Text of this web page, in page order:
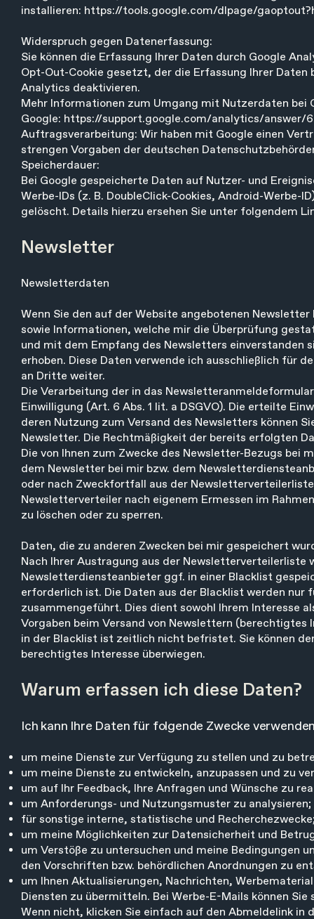
installieren: https://tools.google.com/dlpage/
Widerspruch gegen Datenerfassung:
Sie können die Erfassung Ihrer Daten durch Google
Opt-Out-Cookie gesetzt, der die Erfassung Ihrer
Analytics deaktivieren.
Mehr Informationen zum Umgang mit Nutzerdaten bei
Google: https://support.google.com/analytics/answer/
Auftragsverarbeitung: Wir haben mit Google einen
strengen Vorgaben der deutschen
Speicherdauer:
Bei Google gespeicherte Daten auf Nutzer- und
Werbe-IDs (z. B. DoubleClick-Cookies, Android-Werbe-
gelöscht. Details hierzu ersehen Sie unter folgendem
Newsletter
Newsletterdaten
Wenn Sie den auf der Website angebotenen
sowie Informationen, welche mir die Überprüfung
und mit dem Empfang des Newsletters einverstanden
erhoben. Diese Daten verwende ich ausschließlich für
an Dritte weiter.
Die Verarbeitung der in das
Einwilligung (Art. 6 Abs. 1 lit. a DSGVO). Die erteilte
deren Nutzung zum Versand des Newsletters können
Newsletter. Die Rechtmäßigkeit der bereits erfolgten
Die von Ihnen zum Zwecke des Newsletter-Bezugs bei
dem Newsletter bei mir bzw. dem
oder nach Zweckfortfall aus der
Newsletterverteiler nach eigenem Ermessen im
zu löschen oder zu sperren.
Daten, die zu anderen Zwecken bei mir gespeichert
Nach Ihrer Austragung aus der Newsletterverteilerliste
Newsletterdiensteanbieter ggf. in einer Blacklist
erforderlich ist. Die Daten aus der Blacklist werden
zusammengeführt. Dies dient sowohl Ihrem Interesse
Vorgaben beim Versand von Newslettern (berechtigtes
in der Blacklist ist zeitlich nicht befristet. Sie können
berechtigtes Interesse überwiegen.
Warum erfassen ich diese Daten?
Ich kann Ihre Daten für folgende Zwecke
um meine Dienste zur Verfügung zu stellen und zu
um meine Dienste zu entwickeln, anzupassen und zu
um auf Ihr Feedback, Ihre Anfragen und Wünsche zu
um Anforderungs- und Nutzungsmuster zu analysieren;
für sonstige interne, statistische und
um meine Möglichkeiten zur Datensicherheit und
um Verstöße zu untersuchen und meine Bedingungen
den Vorschriften bzw. behördlichen Anordnungen zu
um Ihnen Aktualisierungen, Nachrichten,
Diensten zu übermitteln. Bei Werbe-E-Mails können
Wenn nicht, klicken Sie einfach auf den Abmeldelink in